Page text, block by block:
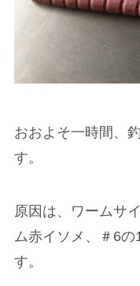
おおよそ一時間、
す。
原因は、ワームサ
ム赤イソメ、＃6
す。